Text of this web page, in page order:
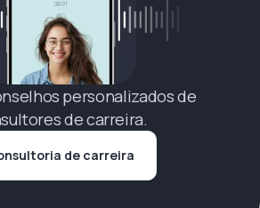
personalizados de
de carreira.
de carreira